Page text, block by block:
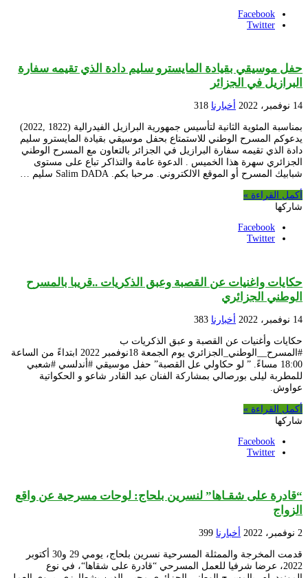
Facebook
Twitter
حفل موسيقي بقيادة المايسترو سليم دادة الذي تقيمه سفارة
البرازيل في الجزائر
14 نوفمبر، 2022 أخبارنا 318
بمناسبة المئوية الثانية لتأسيس جمهورية البرازيل الفيدرالية (1822 ,2022)
يدعوكم المسرح الوطني للاستمتاع بحفل موسيقي بقيادة المايسترو سليم
دادة الذي تقيمه سفارة البرازيل في الجزائر بالتعاون مع المسرح الوطني
الجزائري سهرة هذا الخميس . الدعوة عامة والتذاكر تباع على مستوى
شبابيك المسرح أو الموقع الالكتروني. مرحبا بكم. Salim DADA سليم …
أكمل القراءة »
شاركها
Facebook
Twitter
حكايات واغنيات عن القصبة وعبق الذكريات ..قريبا بالمسرح
الوطني الجزائري
14 نوفمبر، 2022 أخبارنا 383
حكايات وأغنيات عن القصبة و عبق الذكريات ب
#المسرح__الوطني_الجزائري يوم الجمعة 18نوفمبر 2022 ابتداءً من الساعة
18:00 مساءً. ” لو حكاولي عل القصبة” حفل موسيقي #أندلسي #شعبي
للمطربة ليلى بورصالي بمشاركة الفنان عبد القادر شاعو و الحكواتية
عواوش.
أكمل القراءة »
شاركها
Facebook
Twitter
“قادرة على شقـاها” لنسرين بلحاج: لوحات مسرحية عن واقع
الزواج
2 نوفمبر، 2022 أخبارنا 399
قدمت المخرجة والممثلة المسرحية نسرين بلحاج، يومي 29 و30 أكتوبر
2022، عرضا شرفيا للعمل المسرحي “قادرة على شقاها“، في نوع